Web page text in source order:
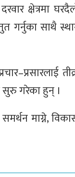
क्षेत्रमा
गर्नुका साथै
गरेका हुन् ।
माग्ने,